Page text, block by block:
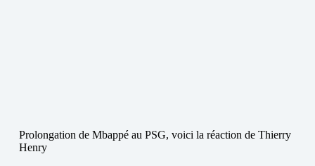
Prolongation de Mbappé au PSG, voici la réaction de Thierry
Henry